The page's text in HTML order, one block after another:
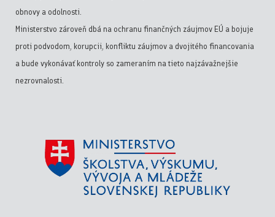
obnovy a odolnosti.
Ministerstvo zároveň dbá na ochranu finančných záujmov EÚ a bojuje
proti podvodom, korupcii, konfliktu záujmov a dvojitého financovania
a bude vykonávať kontroly so zameraním na tieto najzávažnejšie
nezrovnalosti.